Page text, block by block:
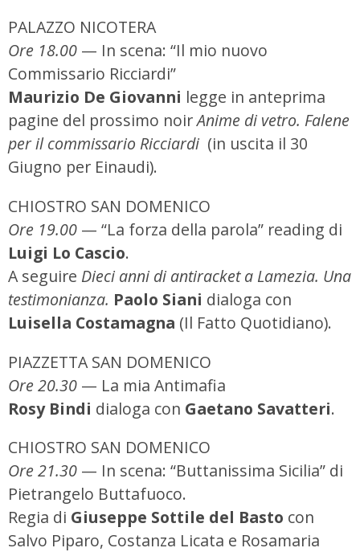
PALAZZO NICOTERA
Ore 18.00 — In scena: “Il mio nuovo
Commissario Ricciardi”
Maurizio De Giovanni legge in anteprima
pagine del prossimo noirAnime di vetro. Falene
per il commissario Ricciardi (in uscita il 30
Giugno per Einaudi).
CHIOSTRO SAN DOMENICO
Ore 19.00 — “La forza della parola” reading di
Luigi Lo Cascio.
A seguire Dieci anni di antiracket a Lamezia. Una
testimonianza. Paolo Siani dialoga con
Luisella Costamagna (Il Fatto Quotidiano).
PIAZZETTA SAN DOMENICO
Ore 20.30 — La mia Antimafia
Rosy Bindi dialoga con Gaetano Savatteri.
CHIOSTRO SAN DOMENICO
Ore 21.30 — In scena: “Buttanissima Sicilia” di
Pietrangelo Buttafuoco.
Regia di Giuseppe Sottile del Basto con
Salvo Piparo, Costanza Licata e Rosamaria